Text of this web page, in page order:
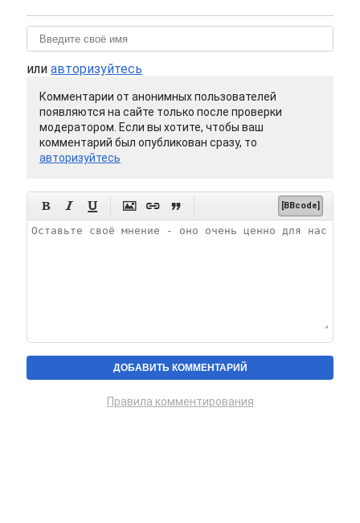
или авторизуйтесь
Комментарии от анонимных пользователей
появляются на сайте только после проверки
модератором. Если вы хотите, чтобы ваш
комментарий был опубликован сразу, то
авторизуйтесь
      [BBcode]
Правила комментирования